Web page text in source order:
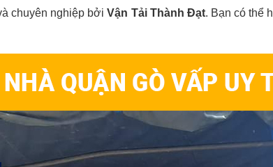
chuyên nghiệp bởiVận Tải Thành Đạt. Bạn có thể